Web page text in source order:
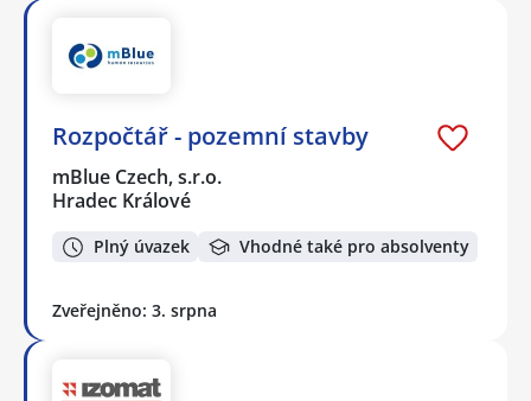
Rozpočtář - pozemní stavby
mBlue Czech, s.r.o.
Hradec Králové
Plný úvazek Vhodné také pro absolventy
Zveřejněno: 3. srpna